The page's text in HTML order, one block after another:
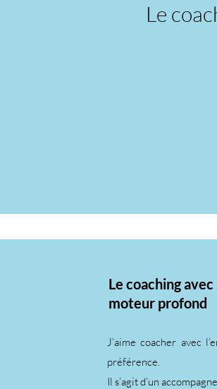
Le
Le coaching
moteur profond
J’aime coacher avec
préférence.
Il s’agit d’un